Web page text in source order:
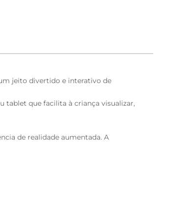
jeito divertido e interativo de
tablet que facilita à criança visualizar,
de realidade aumentada. A
Google Play e App Store.